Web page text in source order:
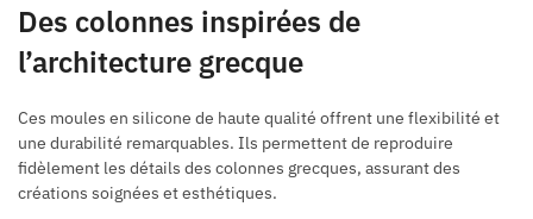
Des colonnes inspirées de
l’architecture grecque
Ces moules en silicone de haute qualité offrent une flexibilité et
une durabilité remarquables. Ils permettent de reproduire
fidèlement les détails des colonnes grecques, assurant des
créations soignées et esthétiques.